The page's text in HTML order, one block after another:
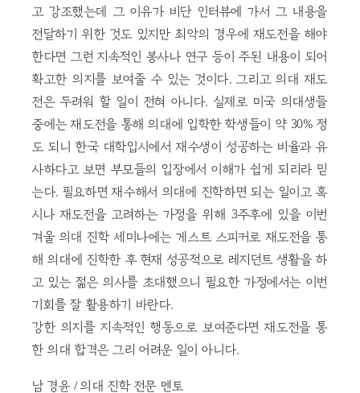
고 강조했는데 그 이유가 비단 인터뷰에 가서 그 내용을
전달하기 위한 것도 있지만 최악의 경우에 재도전을 해야
한다면 그런 지속적인 봉사나 연구 등이 주된 내용이 되어
확고한 의지를 보여줄 수 있는 것이다. 그리고 의대 재도
전은 두려워 할 일이 전혀 아니다. 실제로 미국 의대생들
중에는 재도전을 통해 의대에 입학한 학생들이 약 30% 정
도 되니 한국 대학입시에서 재수생이 성공하는 비율과 유
사하다고 보면 부모들의 입장에서 이해가 쉽게 되리라 믿
는다. 필요하면 재수해서 의대에 진학하면 되는 일이고 혹
시나 재도전을 고려하는 가정을 위해 3주후에 있을 이번
겨울 의대 진학 세미나에는 게스트 스피커로 재도전을 통
해 의대에 진학한 후 현재 성공적으로 레지던트 생활을 하
고 있는 젊은 의사를 초대했으니 필요한 가정에서는 이번
기회를 잘 활용하기 바란다.
강한 의지를 지속적인 행동으로 보여준다면 재도전을 통
한 의대 합격은 그리 어려운 일이 아니다.
남 경윤 / 의대 진학 전문 멘토